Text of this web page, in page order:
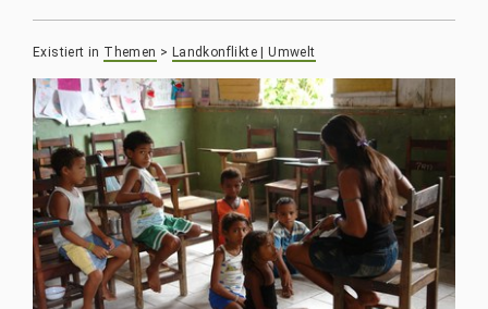
Existiert in Themen > Landkonflikte | Umwelt